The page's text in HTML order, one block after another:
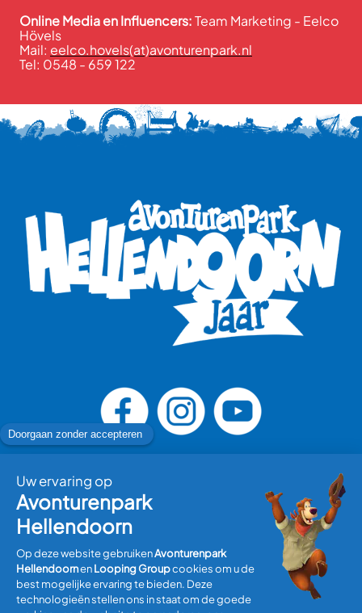
Online Media en Influencers:Team Marketing - Eelco
Hövels
Mail: eelco.hovels(at)avonturenpark.nl
Tel: 0548 - 659 122
Bezoek plannen
Informatie